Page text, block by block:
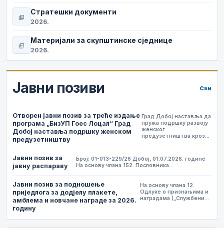
picture_as_pdf
Стратешки документи
2026.
picture_as_pdf
Материјали за скупштинске сједнице
2026.
Јавни позиви Сви
Отворен јавни позив за треће издање
програма „БизУП Гоес Лоцал“ Град
Добој наставља подршку женском
предузетништву
Град Добој наставља да
пружа подршку развоју
женског
предузетништва кроз…
Јавни позив за
јавну распараву
Број: 01-013-229/26 Добој, 01.07.2026. године
На основу члана 152. Пословника…
Јавни позив за подношење
приједлога за додјелу плакете,
амблема и новчане награде за 2026.
годину
На основу члана 12.
Одлуке о признањима и
наградама („Службени…